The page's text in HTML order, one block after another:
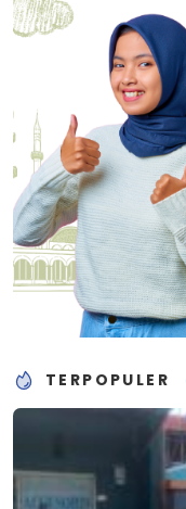
TERPOPULER